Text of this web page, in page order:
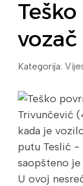
vozač
Kategorija:
Trivunčević
kada je
putu Teslić -
saopšteno
U ovoj